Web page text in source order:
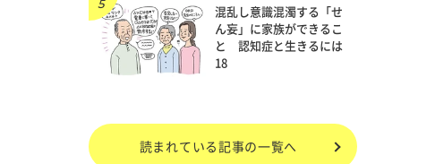
混乱し意識混濁する「せ
ん妄」に家族ができるこ
と 認知症と生きるには
18
読まれている記事の一覧へ